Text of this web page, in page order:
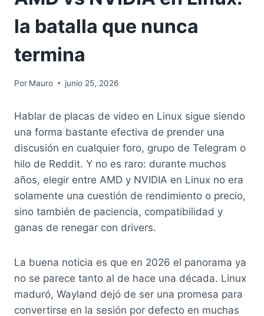
la batalla que nunca
termina
Por Mauro junio 25, 2026
Hablar de placas de video en Linux sigue siendo
una forma bastante efectiva de prender una
discusión en cualquier foro, grupo de Telegram o
hilo de Reddit. Y no es raro: durante muchos
años, elegir entre AMD y NVIDIA en Linux no era
solamente una cuestión de rendimiento o precio,
sino también de paciencia, compatibilidad y
ganas de renegar con drivers.
La buena noticia es que en 2026 el panorama ya
no se parece tanto al de hace una década. Linux
maduró, Wayland dejó de ser una promesa para
convertirse en la sesión por defecto en muchas